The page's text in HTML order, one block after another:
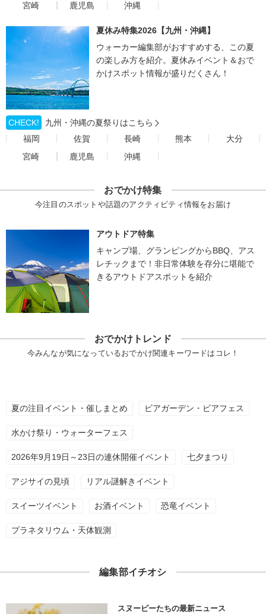
宮崎
鹿児島 沖縄
夏休み特集2026【九州・沖縄】
ウォーカー編集部がおすすめする、この夏
の楽しみ方を紹介。夏休みイベント＆おで
かけスポット情報が盛りだくさん！
CHECK!
九州・沖縄の夏祭りはこちら
福岡
佐賀 長崎 熊本
大分
宮崎
鹿児島 沖縄
おでかけ特集
今注目のスポットや話題のアクティビティ情報をお届け
アウトドア特集
キャンプ場、グランピングからBBQ、アス
レチックまで！非日常体験を存分に堪能で
きるアウトドアスポットを紹介
おでかけトレンド
今みんなが気になっているおでかけ関連キーワードはコレ！
夏の注目イベント・催しまとめ ビアガーデン・ビアフェス
水かけ祭り・ウォーターフェス
2026年9月19日～23日の連休開催イベント 七夕まつり
アジサイの見頃 リアル謎解きイベント
スイーツイベント お酒イベント 恐竜イベント
プラネタリウム・天体観測
編集部イチオシ
スヌーピーたちの最新ニュース